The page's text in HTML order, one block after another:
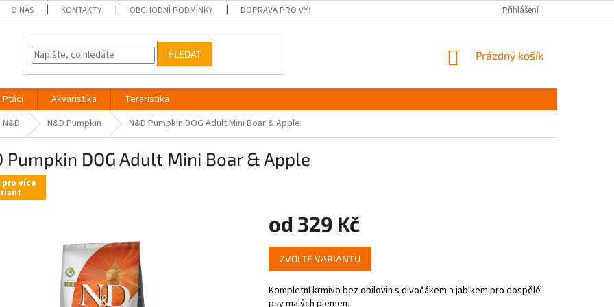
O NÁS KONTAKTY OBCHODNÍ PODMÍNKY DOPRAVA PRO VYŠKOV NAPIŠTE NÁMPřihlášení
HLEDAT
NÁKUPNÍ
Prázdný košík
Ptáci Akvaristika
Teraristika
N&D N&D Pumpkin N&D Pumpkin DOG Adult Mini Boar & Apple
Pumpkin DOG Adult Mini Boar & Apple
více
od 329 Kč
Měrná
cena:
ZVOLTE VARIANTU
Kompletní krmivo bez obilovin s divočákem a jablkem pro dospělé
psy malých plemen.